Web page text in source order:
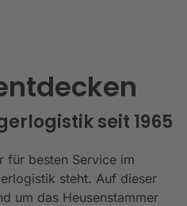
seit 1965
für besten Service im
steht. Auf dieser
um das Heusenstammer